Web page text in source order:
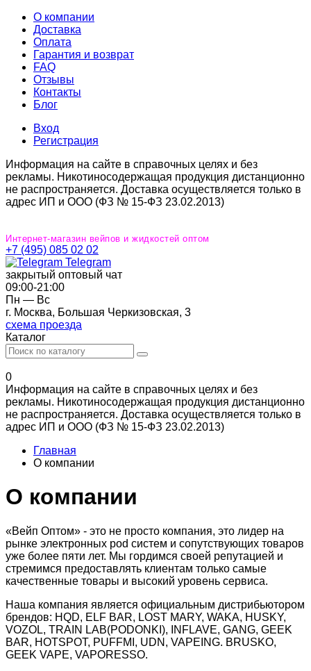
О компании
Доставка
Оплата
Гарантия и возврат
FAQ
Отзывы
Контакты
Блог
Вход
Регистрация
Информация на сайте в справочных целях и без
рекламы. Никотиносодержащая продукция дистанционно
не распространяется. Доставка осуществляется только в
адрес ИП и ООО (ФЗ № 15-ФЗ 23.02.2013)
Интернет-магазин вейпов и жидкостей оптом
+7 (495) 085 02 02
Telegram
закрытый оптовый чат
09:00‐21:00
Пн — Вс
г. Москва, Большая Черкизовская, 3
схема проезда
Каталог
0
Информация на сайте в справочных целях и без
рекламы. Никотиносодержащая продукция дистанционно
не распространяется. Доставка осуществляется только в
адрес ИП и ООО (ФЗ № 15-ФЗ 23.02.2013)
Главная
О компании
О компании
«Вейп Оптом» - это не просто компания, это лидер на
рынке электронных pod систем и сопутствующих товаров
уже более пяти лет. Мы гордимся своей репутацией и
стремимся предоставлять клиентам только самые
качественные товары и высокий уровень сервиса.
Наша компания является официальным дистрибьютором
брендов: HQD, ELF BAR, LOST MARY, WAKA, HUSKY,
VOZOL, TRAIN LAB(PODONKI), INFLAVE, GANG, GEEK
BAR, HOTSPOT, PUFFMI, UDN, VAPEING. BRUSKO,
GEEK VAPE, VAPORESSO.